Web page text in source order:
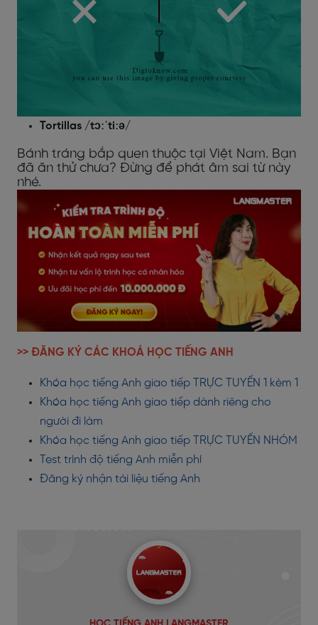
Tortillas /tɔːˈtiːə/
Bánh tráng bắp quen thuộc tại Việt Nam. Bạn
đã ăn thử chưa? Đừng để phát âm sai từ này
nhé.
>> ĐĂNG KÝ CÁC KHOÁ HỌC TIẾNG ANH
Khóa học tiếng Anh giao tiếp TRỰC TUYẾN 1 kèm 1
Khóa học tiếng Anh giao tiếp dành riêng cho
người đi làm
Khóa học tiếng Anh giao tiếp TRỰC TUYẾN NHÓM
Test trình độ tiếng Anh miễn phí
Đăng ký nhận tài liệu tiếng Anh